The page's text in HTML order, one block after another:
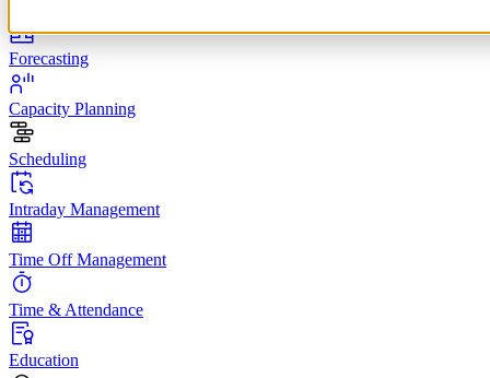
Forecasting
Capacity Planning
Scheduling
Intraday Management
Time Off Management
Time & Attendance
Education